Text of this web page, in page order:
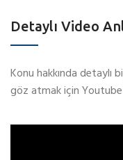
Detaylı Video
Konu hakkında detaylı
göz atmak için